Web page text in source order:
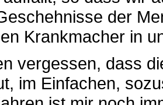
der
Krankmacher in
vergessen, dass
im Einfachen,